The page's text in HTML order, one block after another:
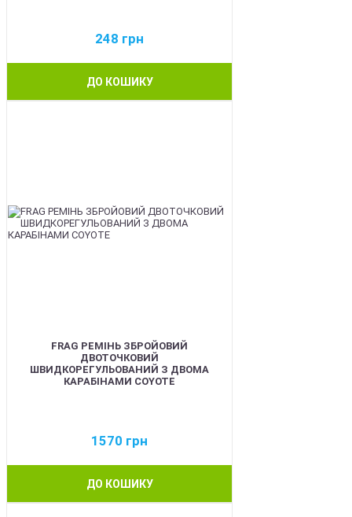
248 грн
ДО КОШИКУ
FRAG РЕМІНЬ ЗБРОЙОВИЙ
ДВОТОЧКОВИЙ
ШВИДКОРЕГУЛЬОВАНИЙ З ДВОМА
КАРАБІНАМИ COYOTE
1570 грн
ДО КОШИКУ